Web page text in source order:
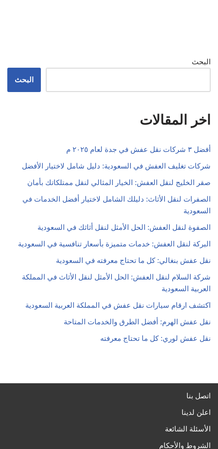
البحث
البحث
اخر المقالات
أفضل ٣ شركات نقل عفش في جدة لعام ٢٠٢٥ م
شركات تغليف العفش في السعودية: دليل شامل لاختيار الأفضل
صقر الخليج لنقل العفش: الخيار المثالي لنقل ممتلكاتك بأمان
الصفرات لنقل الأثاث: دليلك الشامل لاختيار أفضل الخدمات في
السعودية
الصفوة لنقل العفش: الحل الأمثل لنقل أثاثك في السعودية
البركة لنقل العفش: خدمات متميزة بأسعار تنافسية في السعودية
نقل عفش بنغالي: كل ما تحتاج معرفته في السعودية
شركة السلام لنقل العفش: الحل الأمثل لنقل الأثاث في المملكة
العربية السعودية
اكتشف ارقام سيارات نقل عفش في المملكة العربية السعودية
نقل عفش الهرم: أفضل الطرق والخدمات المتاحة
نقل عفش لوري: كل ما تحتاج معرفته
اتصل بنا
اعلن لدينا
الأسئلة الشائعة
الشروط والأحكام